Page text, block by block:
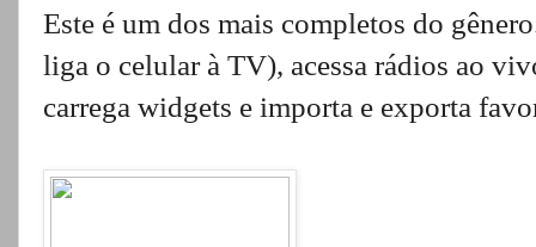
Este é um dos mais completos do
liga o celular à TV), acessa rádios ao
carrega widgets e importa e exporta